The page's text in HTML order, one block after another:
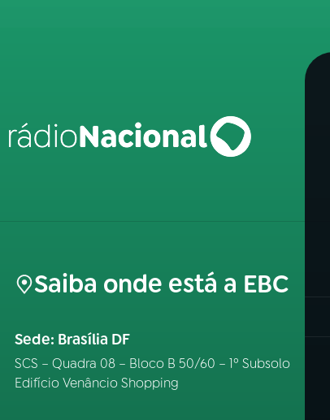
Saiba onde está a EBC
Sede: Brasília DF
SCS – Quadra 08 – Bloco B 50/60 – 1º Subsolo
Edifício Venâncio Shopping